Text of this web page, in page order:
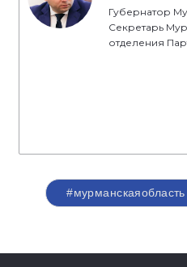
Губернатор
Секретарь
отделения
#мурманскаяобласть